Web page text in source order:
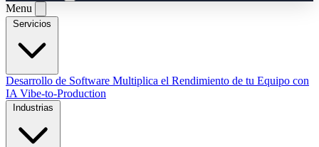
Menu
Desarrollo de Software Multiplica el Rendimiento de tu Equipo con
IA Vibe-to-Production